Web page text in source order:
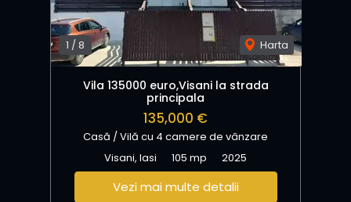
1 /8 Harta
Vila 135000 euro,Visani la strada
principala
135,000 €
Casă / Vilă cu 4 camere de vânzare
Visani, Iasi
105 mp 2025
Vezi mai multe detalii